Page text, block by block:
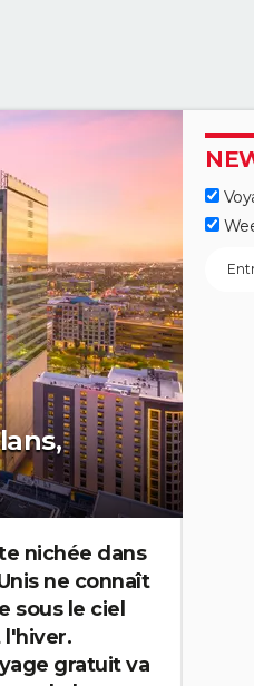
nichée dans
ne connaît
sous le ciel
l'hiver.
gratuit va